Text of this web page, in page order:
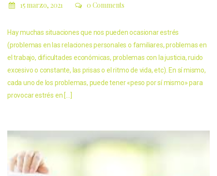
15 marzo, 2021 0 Comments
Hay muchas situaciones que nos pueden ocasionar estrés
(problemas en las relaciones personales o familiares, problemas en
el trabajo, dificultades económicas, problemas con la justicia, ruido
excesivo o constante, las prisas o el ritmo de vida, etc). En sí mismo,
cada uno de los problemas, puede tener «peso por sí mismo» para
provocar estrés en […]